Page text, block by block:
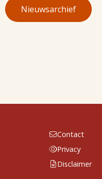
Nieuwsarchief
Contact
Privacy
Disclaimer